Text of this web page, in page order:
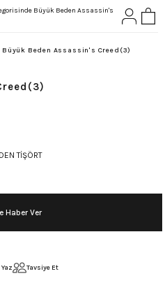
Büyük Beden Assassin's Creed(3)
TİŞÖRT
Haber Ver
Tavsiye Et